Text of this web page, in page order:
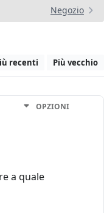
Negozio
recenti Più vecchio
OPZIONI
a quale